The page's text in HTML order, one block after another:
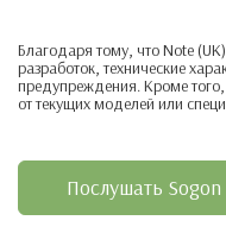
Благодаря тому, что Note
разработок, технические
предупреждения. Кроме того,
от текущих моделей или
Послушать